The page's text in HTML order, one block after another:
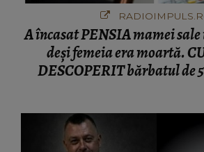
A încasat PENSIA mamei
deși femeia era moartă.
DESCOPERIT bărbatul de